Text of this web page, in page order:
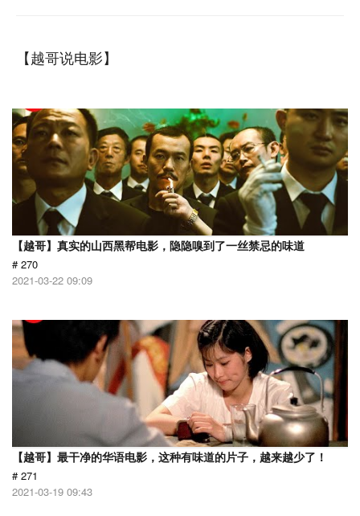
【越哥说电影】
【越哥】真实的山西黑帮电影，隐隐嗅到了一丝禁忌的味道
# 270
2021-03-22 09:09
【越哥】最干净的华语电影，这种有味道的片子，越来越少了！
# 271
2021-03-19 09:43